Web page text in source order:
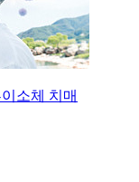
소체 치매